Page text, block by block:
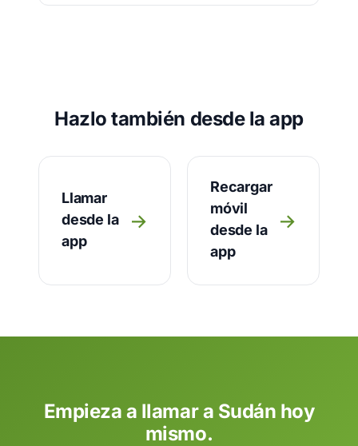
Hazlo también desde la app
Llamar
desde la
app
→
Recargar
móvil
desde la
app
→
Empieza a llamar a Sudán hoy
mismo.